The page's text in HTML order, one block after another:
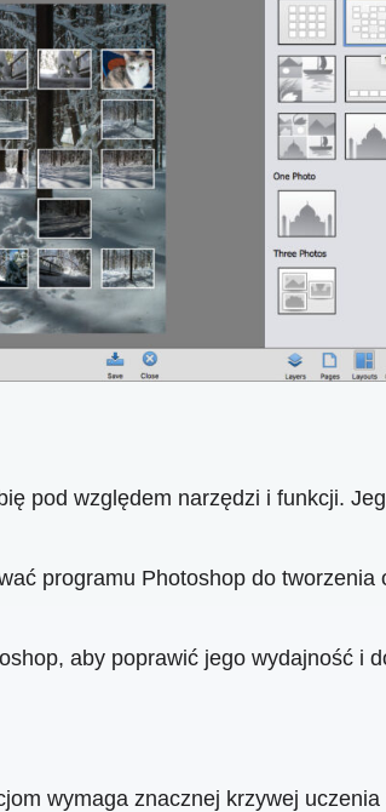
pod względem narzędzi i funkcji.
programu Photoshop do tworzenia
aby poprawić jego wydajność i
wymaga znacznej krzywej